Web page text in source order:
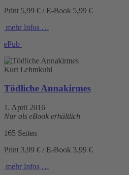
Print 5,99 € / E-Book 5,99 €
mehr Infos …
ePub
Kurt Lehmkuhl
Tödliche Annakirmes
1. April 2016
Nur als eBook erhältlich
165 Seiten
Print 3,99 € / E-Book 3,99 €
mehr Infos …